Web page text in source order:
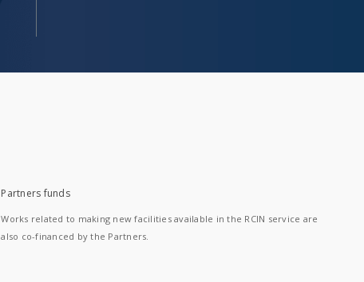
Partners funds
Works related to making new facilities available in the RCIN service are
also co-financed by the Partners.